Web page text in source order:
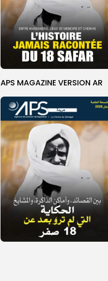
APS MAGAZINE VERSION AR